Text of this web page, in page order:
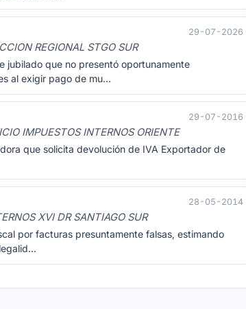
29-07-2026
REGIONAL STGO SUR
jubilado que no presentó oportunamente
al exigir pago de mu…
29-07-2016
IMPUESTOS INTERNOS ORIENTE
que solicita devolución de IVA Exportador de
28-05-2014
XVI DR SANTIAGO SUR
por facturas presuntamente falsas, estimando